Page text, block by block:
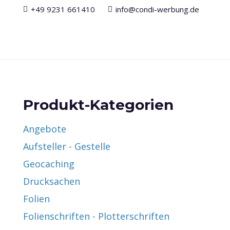
+49 9231 661410 info@condi-werbung.de
Produkt-Kategorien
Angebote
Aufsteller - Gestelle
Geocaching
Drucksachen
Folien
Folienschriften - Plotterschriften